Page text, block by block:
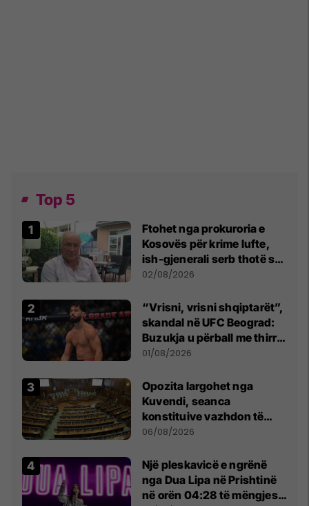
Top 5
Ftohet nga prokuroria e
Kosovës për krime lufte,
ish-gjenerali serb thotë se
dikush e tradhtoi në
02/08/2026
“Vrisni, vrisni shqiptarët”,
skandal në UFC Beograd:
Buzukja u përball me thirrje
anti-shqiptare nga
01/08/2026
Opozita largohet nga
Kuvendi, seanca
konstituive vazhdon të
shtunën në orën 11:00
06/08/2026
Një pleskavicë e ngrënë
nga Dua Lipa në Prishtinë
në orën 04:28 të mëngjesit